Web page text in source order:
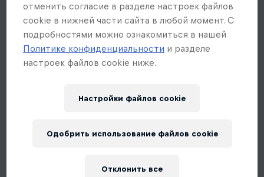
отменить согласие в разделе настроек файлов
cookie в нижней части сайта в любой момент. С
подробностями можно ознакомиться в нашей
Политике конфиденциальности и разделе
настроек файлов cookie ниже.
Настройки файлов cookie
Отклонить все
Одобрить использование файлов cookie